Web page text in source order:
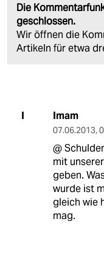
Die
geschlossen.
Wir öffnen die
Artikeln für etwa
I Imam
07.06.2013,
@
mit
geben.
wurde ist
gleich wie
mag.